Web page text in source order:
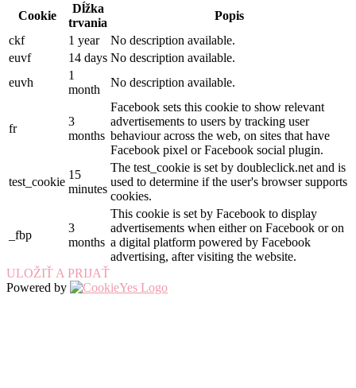
Cookie
Dĺžka
trvania
Popis
ckf
1 year
No description available.
euvf
14 days No description available.
euvh
1
month
No description available.
fr
3
months
Facebook sets this cookie to show relevant
advertisements to users by tracking user
behaviour across the web, on sites that have
Facebook pixel or Facebook social plugin.
test_cookie
15
minutes
The test_cookie is set by doubleclick.net and is
used to determine if the user's browser supports
cookies.
_fbp
3
months
This cookie is set by Facebook to display
advertisements when either on Facebook or on
a digital platform powered by Facebook
advertising, after visiting the website.
ULOŽIŤ A PRIJAŤ
Powered by